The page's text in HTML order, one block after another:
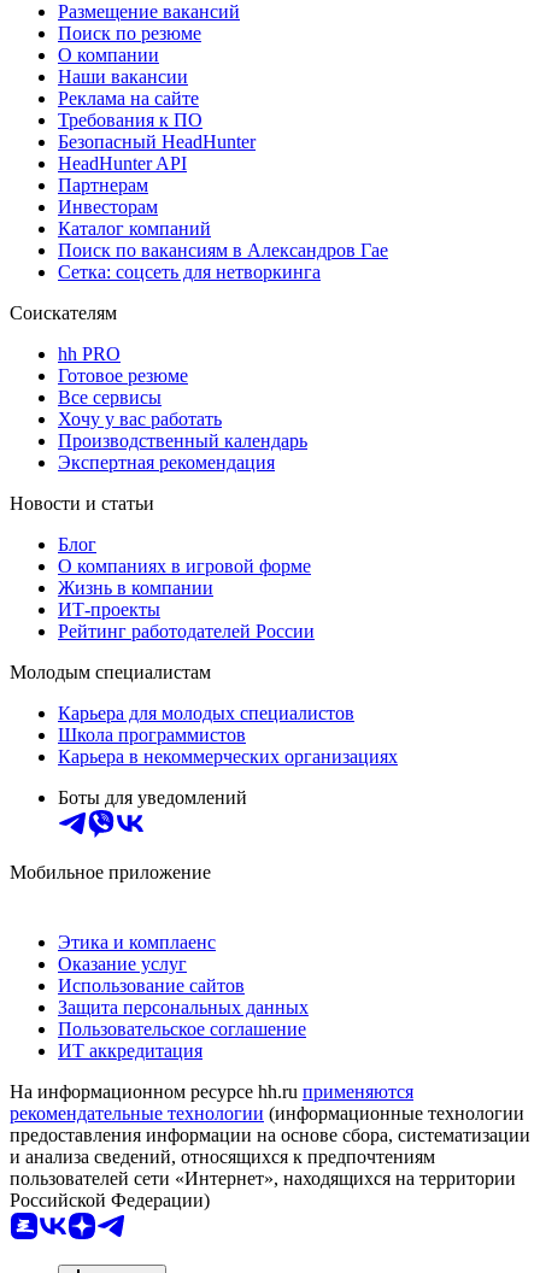
Размещение вакансий
Поиск по резюме
О компании
Наши вакансии
Реклама на сайте
Требования к ПО
Безопасный HeadHunter
HeadHunter API
Партнерам
Инвесторам
Каталог компаний
Поиск по вакансиям в Александров Гае
Сетка: соцсеть для нетворкинга
Соискателям
hh PRO
Готовое резюме
Все сервисы
Хочу у вас работать
Производственный календарь
Экспертная рекомендация
Новости и статьи
Блог
О компаниях в игровой форме
Жизнь в компании
ИТ-проекты
Рейтинг работодателей России
Молодым специалистам
Карьера для молодых специалистов
Школа программистов
Карьера в некоммерческих организациях
Боты для уведомлений
Мобильное приложение
Этика и комплаенс
Оказание услуг
Использование сайтов
Защита персональных данных
Пользовательское соглашение
ИТ аккредитация
На информационном ресурсе hh.ru применяются
рекомендательные технологии (информационные технологии
предоставления информации на основе сбора, систематизации
и анализа сведений, относящихся к предпочтениям
пользователей сети «Интернет», находящихся на территории
Российской Федерации)